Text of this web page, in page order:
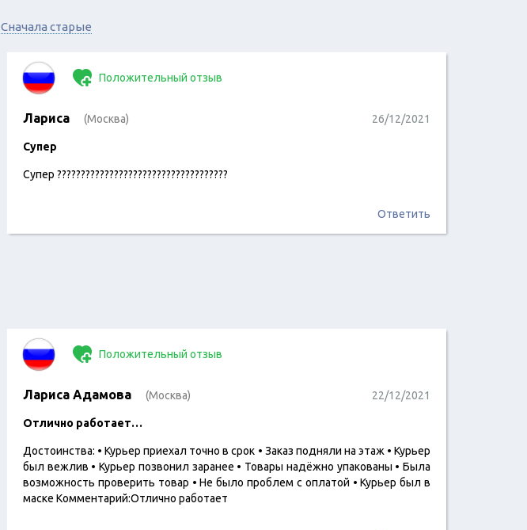
Сначала старые
Положительный отзыв
Лариса (Москва) 26/12/2021
Супер
Супер ????????????????????????????????????
Ответить
читать отзыв
Положительный отзыв
Лариса Адамова (Москва) 22/12/2021
Отлично работает…
Достоинства: • Курьер приехал точно в срок • Заказ подняли на этаж • Курьер
был вежлив • Курьер позвонил заранее • Товары надёжно упакованы • Была
возможность проверить товар • Не было проблем с оплатой • Курьер был в
маске Комментарий:Отлично работает